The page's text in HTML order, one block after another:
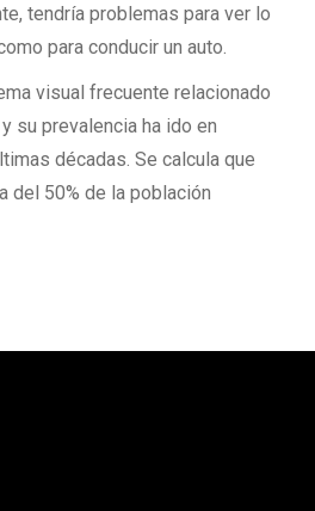
tendría problemas para ver lo
para conducir un auto.
visual frecuente relacionado
su prevalencia ha ido en
décadas. Se calcula que
del 50% de la población